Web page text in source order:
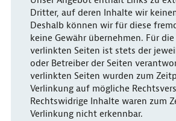
Dritter, auf deren Inhalte wir
Deshalb können wir für diese
keine Gewähr übernehmen. Für
verlinkten Seiten ist stets der
oder Betreiber der Seiten
verlinkten Seiten wurden zum
Verlinkung auf mögliche
Rechtswidrige Inhalte waren zum
Verlinkung nicht erkennbar.